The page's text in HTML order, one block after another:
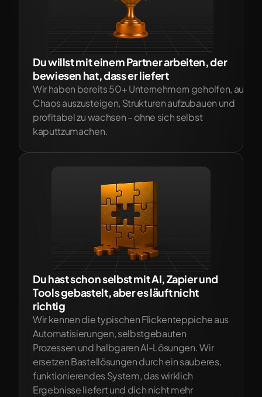
Du willst mit einem Partner arbeiten, der
bewiesen hat, dass er liefert
Wir haben bereits 50+ Unternehmern geholfen, aus
Chaos auszusteigen, Strukturen aufzubauen und
profitabel zu wachsen – ohne sich selbst
kaputtzumachen.
Du hast schon selbst mit AI, Zapier und
Tools gebastelt, aber es läuft nicht
richtig
Wir kennen die typischen Flickenteppiche aus
Automatisierungen, selbstgebauten
Prozessen und halbgaren AI-Lösungen. Wir
ersetzen Bastellösungen durch ein sauberes,
funktionierendes System, das wirklich
Ergebnisse liefert und dich nicht mehr